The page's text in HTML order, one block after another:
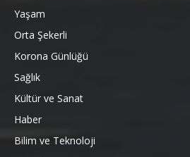
Yaşam
Orta Şekerli
Korona Günlüğü
Sağlık
Kültür ve Sanat
Haber
Bilim ve Teknoloji